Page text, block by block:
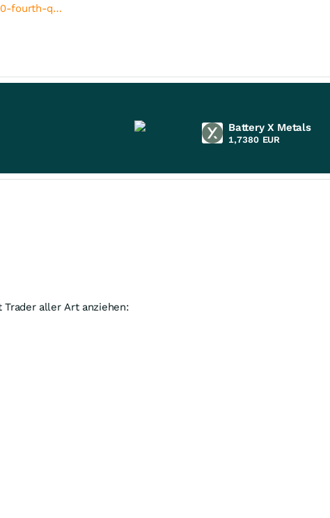
fourth-q…
Battery X Metals
1,7380 EUR
aller Art anziehen: